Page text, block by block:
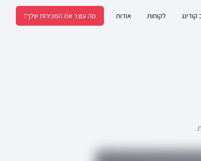
קודינג לקוחות אודות מה עוצר את המכירות שלך?